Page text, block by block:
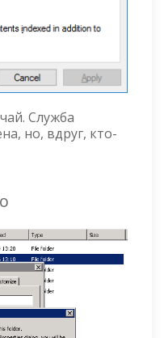
Служба
но, вдруг, кто-